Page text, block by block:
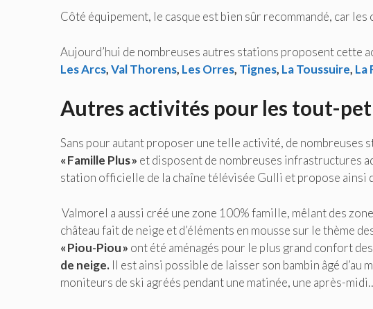
Côté équipement, le casque est bien sûr recommandé, car
Aujourd’hui de nombreuses autres stations proposent cette
Les Arcs,Val Thorens, Les Orres, Tignes, La Toussuire, La
Autres activités pour les tout-
Sans pour autant proposer une telle activité, de nombreuses
« Famille Plus » et disposent de nombreuses infrastructures
station officielle de la chaîne télévisée Gulli et propose ainsi
Valmorel a aussi créé une zone 100% famille, mêlant des
château fait de neige et d’éléments en mousse sur le thème
« Piou-Piou » ont été aménagés pour le plus grand confort
de neige. Il est ainsi possible de laisser son bambin âgé d’au
moniteurs de ski agréés pendant une matinée, une après-